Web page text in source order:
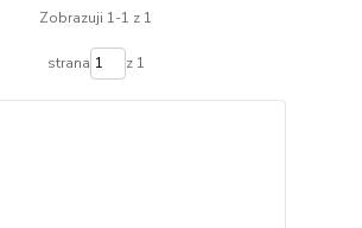
Zobrazuji 1-1 z 1
strana z 1